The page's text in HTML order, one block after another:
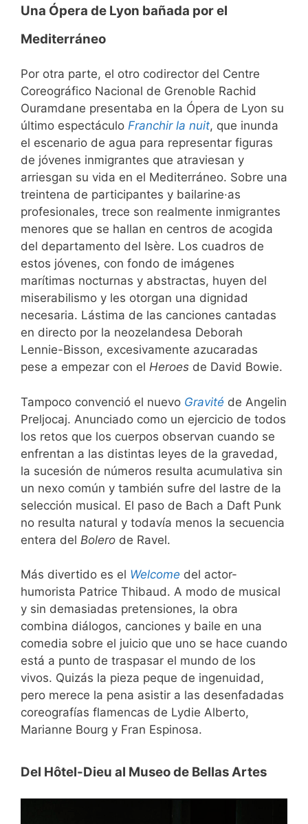
Una Ópera de Lyon bañada porel
Mediterráneo
Por otra parte, el otro codirector del Centre
Coreográfico Nacional de Grenoble Rachid
Ouramdane presentaba en la Ópera de Lyon su
último espectáculo Franchir la nuit, que inunda
el escenario de agua para representar figuras
de jóvenes inmigrantes que atraviesan y
arriesgan su vida en el Mediterráneo. Sobre una
treintena de participantes y bailarine·as
profesionales, trece son realmente inmigrantes
menores que se hallan en centros de acogida
del departamento del Isère. Los cuadros de
estos jóvenes, con fondo de imágenes
marítimas nocturnas y abstractas, huyen del
miserabilismo y les otorgan una dignidad
necesaria. Lástima de las canciones cantadas
en directo por la neozelandesa Deborah
Lennie-Bisson, excesivamente azucaradas
pese a empezar con el Heroes de David Bowie.
Tampoco convenció el nuevo Gravité de Angelin
Preljocaj. Anunciado como un ejercicio de todos
los retos que los cuerpos observan cuando se
enfrentan a las distintas leyes de la gravedad,
la sucesión de números resulta acumulativa sin
un nexo común y también sufre del lastre de la
selección musical. El paso de Bach a Daft Punk
no resulta natural y todavía menos la secuencia
entera del Bolero de Ravel.
Más divertido es el Welcome del actor-
humorista Patrice Thibaud. A modo de musical
y sin demasiadas pretensiones, la obra
combina diálogos, canciones y baile en una
comedia sobre el juicio que uno se hace cuando
está a punto de traspasar el mundo de los
vivos. Quizás la pieza peque de ingenuidad,
pero merece la pena asistir a las desenfadadas
coreografías flamencas de Lydie Alberto,
Marianne Bourg y Fran Espinosa.
Del Hôtel-Dieu al Museo de Bellas Artes